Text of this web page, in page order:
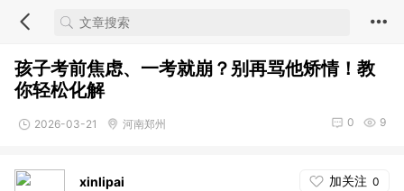
孩子考前焦虑、一考就崩？别再骂他矫情！教
你轻松化解
2026-03-21 河南郑州 9
0
xinlipai 加关注 0